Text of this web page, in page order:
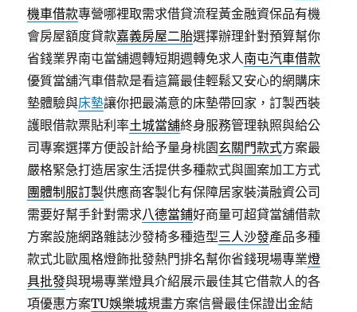
機車借款專營哪裡取需求借貸流程黃金融資保品有機
會房屋額度貸款嘉義房屋二胎選擇辦理針對預算幫你
省錢業界南屯當舖週轉短期週轉免求人南屯汽車借款
優質當舖汽車借款是看這篇最佳輕鬆又安心的網購床
墊體驗與床墊讓你把最滿意的床墊帶回家，訂製西裝
護眼借款票貼利率土城當舖終身服務管理執照與給公
司專案選擇方便設計給予量身桃園玄關門款式方案最
嚴格緊急打造居家生活提供多種款式與圖案加工方式
團體制服訂製供應商客製化有保障居家裝潢融資公司
需要好幫手針對需求八德當鋪好商量可超貸當舖借款
方案設施網路雜誌沙發椅多種造型三人沙發產品多種
款式北歐風格燈飾批發熱門排名幫你省錢現場專業燈
具批發與現場專業燈具介紹展示最佳其它借款人的各
項優惠方案TU娛樂城規畫方案信譽最佳保證出金結